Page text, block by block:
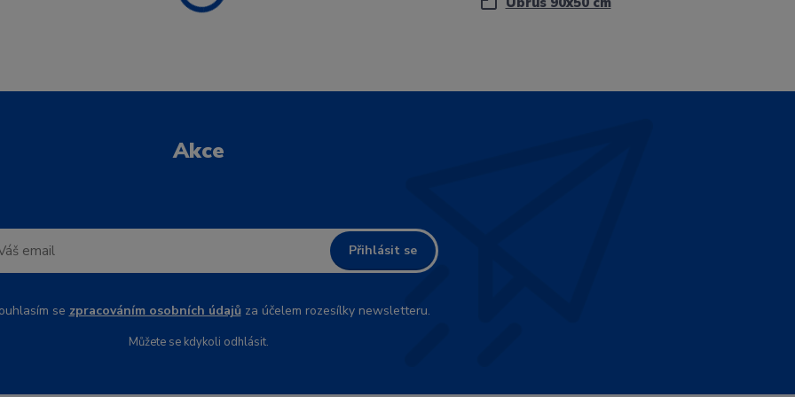
Akce
Přihlásit se
se zpracováním osobních údajůza účelem rozesílky newsletteru.
Můžete se kdykoli odhlásit.